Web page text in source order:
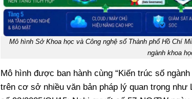
Mô hình Sở Khoa học và Công nghệ số Thành phố Hồ Chí
ngành khoa
Mô hình được ban hành cùng “Kiến trúc số
trên cơ sở nhiều văn bản pháp lý quan trọng